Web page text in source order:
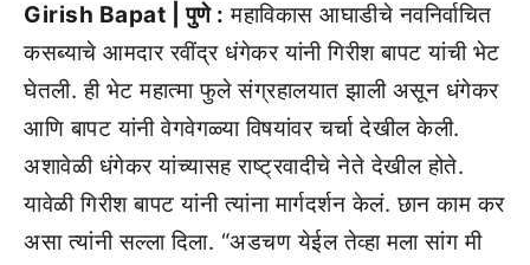
Girish Bapat | पुणे : महाविकास आघाडीचे नवनिर्वाचित
कसब्याचे आमदार रवींद्र धंगेकर यांनी गिरीश बापट यांची भेट
घेतली. ही भेट महात्मा फुले संग्रहालयात झाली असून धंगेकर
आणि बापट यांनी वेगवेगळ्या विषयांवर चर्चा देखील केली.
अशावेळी धंगेकर यांच्यासह राष्ट्रवादीचे नेते देखील होते.
यावेळी गिरीश बापट यांनी त्यांना मार्गदर्शन केलं. छान काम कर
असा त्यांनी सल्ला दिला. “अडचण येईल तेव्हा मला सांग मी